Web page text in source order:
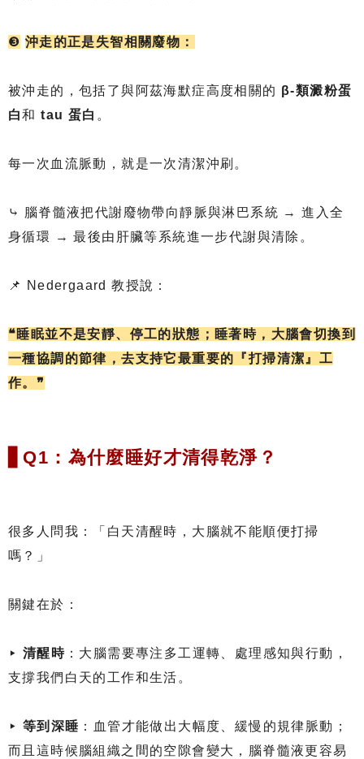
❸ 沖走的正是失智相關廢物：
被沖走的，包括了與阿茲海默症高度相關的 β-類澱粉蛋
白和tau 蛋白 。
每一次血流脈動，就是一次清潔沖刷。
⤷ 腦脊髓液把代謝廢物帶向靜脈與淋巴系統 → 進入全
身循環 → 最後由肝臟等系統進一步代謝與清除。
📌 Nedergaard 教授說：
❝睡眠並不是安靜、停工的狀態；睡著時，大腦會切換到
一種協調的節律，去支持它最重要的『打掃清潔』工
作。❞
▋Q1：為什麼睡好才清得乾淨？
很多人問我：「白天清醒時，大腦就不能順便打掃
嗎？」
關鍵在於：
▸ 清醒時 ：大腦需要專注多工運轉、處理感知與行動，
支撐我們白天的工作和生活。
▸ 等到深睡 ：血管才能做出大幅度、緩慢的規律脈動；
而且這時候腦組織之間的空隙會變大，腦脊髓液更容易